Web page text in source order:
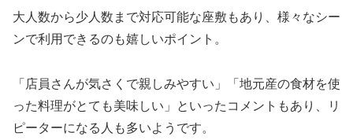
大人数から少人数まで対応可能な座敷もあり、様々なシー
ンで利用できるのも嬉しいポイント。
「店員さんが気さくで親しみやすい」「地元産の食材を使
った料理がとても美味しい」といったコメントもあり、リ
ピーターになる人も多いようです。